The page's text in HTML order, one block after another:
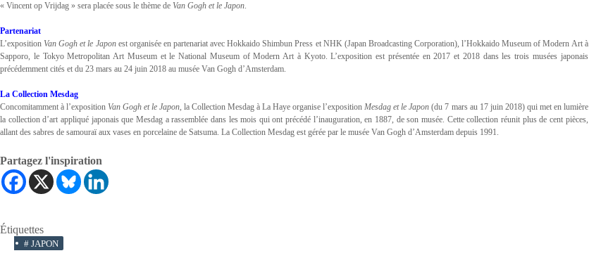
« Vincent op Vrijdag » sera placée sous le thème de Van Gogh et le Japon.
Partenariat
L’exposition Van Gogh et le Japonest organisée en partenariat avec Hokkaido Shimbun Press et NHK (Japan Broadcasting Corporation), l’Hokkaido Museum of Modern Art à
Sapporo, le Tokyo Metropolitan Art Museum et le National Museum of Modern Art à Kyoto. L’exposition est présentée en 2017 et 2018 dans les trois musées japonais
précédemment cités et du 23 mars au 24 juin 2018 au musée Van Gogh d’Amsterdam.
La Collection Mesdag
Concomitamment à l’exposition Van Gogh et le Japon, la Collection Mesdag à La Haye organise l’expositionMesdag et le Japon (du 7 mars au 17 juin 2018) qui met en lumière
la collection d’art appliqué japonais que Mesdag a rassemblée dans les mois qui ont précédé l’inauguration, en 1887, de son musée. Cette collection réunit plus de cent pièces,
allant des sabres de samouraï aux vases en porcelaine de Satsuma. La Collection Mesdag est gérée par le musée Van Gogh d’Amsterdam depuis 1991.
Partagez l'inspiration
Étiquettes
# JAPON